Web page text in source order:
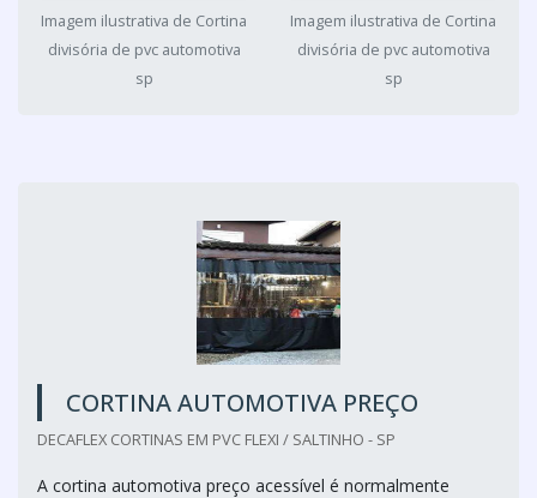
Imagem ilustrativa de Cortina
divisória de pvc automotiva
sp
Imagem ilustrativa de Cortina
divisória de pvc automotiva
sp
CORTINA AUTOMOTIVA PREÇO
DECAFLEX CORTINAS EM PVC FLEXI / SALTINHO - SP
A cortina automotiva preço acessível é normalmente